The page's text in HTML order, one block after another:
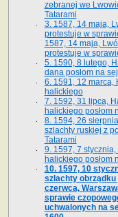
zebranej we
Tatarami
3. 1587, 14 maja,
protestuje w
1587, 14 maja,
protestuje w
5. 1590, 8 lutego,
dana posłom na
6. 1591, 12 marca,
halickiego
7. 1592, 31 lipca,
halickiego posłom
8. 1594, 26
szlachty ruskiej z
Tatarami
9. 1597, 7
halickiego posłom
10. 1597, 10
szlachty obrządku
czerwca,
sprawie
uchwalonych na